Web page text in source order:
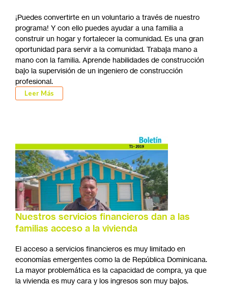
¡Puedes convertirte en un voluntario a través de nuestro
programa! Y con ello puedes ayudar a una familia a
construir un hogar y fortalecer la comunidad. Es una gran
oportunidad para servir a la comunidad. Trabaja mano a
mano con la familia. Aprende habilidades de construcción
bajo la supervisión de un ingeniero de construcción
profesional.
Leer Más
Nuestros servicios financieros dan a las
familias acceso a la vivienda
El acceso a servicios financieros es muy limitado en
economías emergentes como la de República Dominicana.
La mayor problemática es la capacidad de compra, ya que
la vivienda es muy cara y los ingresos son muy bajos.